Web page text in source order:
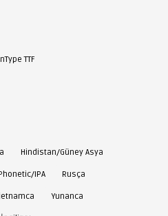
TTF
Hindistan/Güney Asya
IPA Rusça
Yunanca